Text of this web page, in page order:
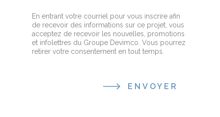
En entrant votre courriel pour vous inscrire afin
de recevoir des informations sur ce projet, vous
acceptez de recevoir les nouvelles, promotions
et infolettres du Groupe Devimco. Vous pourrez
retirer votre consentement en tout temps.